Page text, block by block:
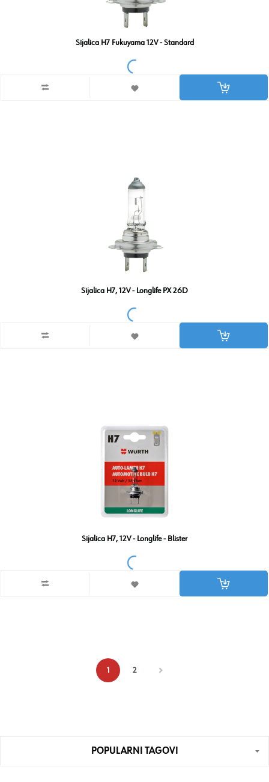
Sijalica H7 Fukuyama 12V - Standard
Sijalica H7, 12V - Longlife PX 26D
Sijalica H7, 12V - Longlife - Blister
1 2
POPULARNI TAGOVI